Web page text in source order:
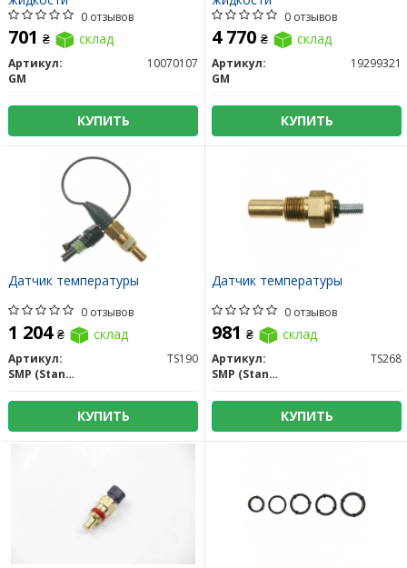
0 отзывов
701 ₴ склад
Артикул:
10070107
GM
КУПИТЬ
0 отзывов
4 770 ₴ склад
Артикул:
19299321
GM
КУПИТЬ
Датчик температуры
0 отзывов
1 204 ₴ склад
Артикул:
TS190
SMP (Standard Motors Products)
КУПИТЬ
Датчик температуры
0 отзывов
981 ₴ склад
Артикул:
TS268
SMP (Standard Motors Products)
КУПИТЬ